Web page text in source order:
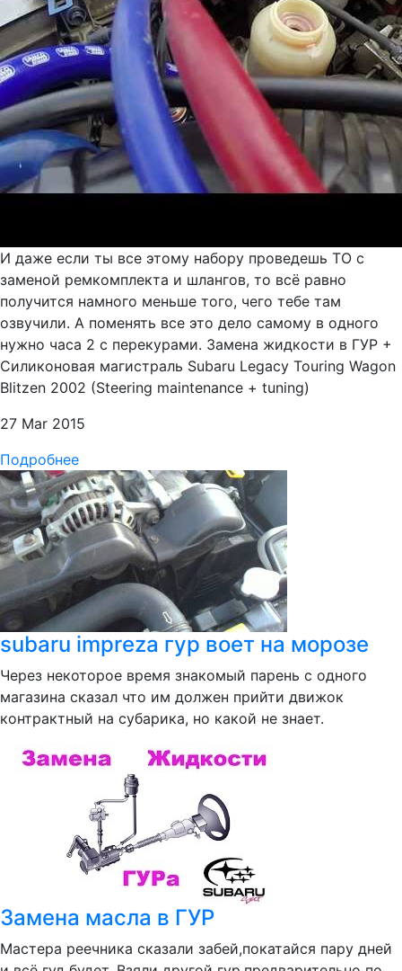
И даже если ты все этому набору проведешь ТО с
заменой ремкомплекта и шлангов, то всё равно
получится намного меньше того, чего тебе там
озвучили. А поменять все это дело самому в одного
нужно часа 2 с перекурами. Замена жидкости в ГУР +
Силиконовая магистраль Subaru Legacy Touring Wagon
Blitzen 2002 (Steering maintenance + tuning)
27 Mar 2015
Подробнее
subaru impreza гур воет на морозе
Через некоторое время знакомый парень с одного
магазина сказал что им должен прийти движок
контрактный на субарика, но какой не знает.
Замена масла в ГУР
Мастера реечника сказали забей,покатайся пару дней